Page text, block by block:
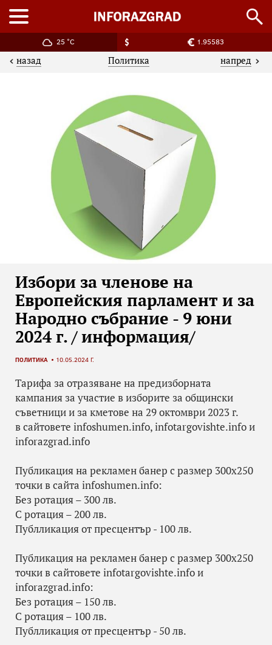
25 °C 1.95583
назад Политика напред
Избори за членове на
Европейския парламент и за
Народно събрание - 9 юни
2024 г. / информация/
ПОЛИТИКА 10.05.2024 Г.
Тарифа за отразяване на предизборната
кампания за участие в изборите за общински
съветници и за кметове на 29 октомври 2023 г.
в сайтовете infoshumen.info, infotargovishte.info и
inforazgrad.info
Публикация на рекламен банер с размер 300х250
точки в сайта infoshumen.info:
Без ротация – 300 лв.
С ротация – 200 лв.
Публликация от пресцентър - 100 лв.
Публикация на рекламен банер с размер 300х250
точки в сайтoвете infotargovishte.info и
inforazgrad.info:
Без ротация – 150 лв.
С ротация – 100 лв.
Публликация от пресцентър - 50 лв.